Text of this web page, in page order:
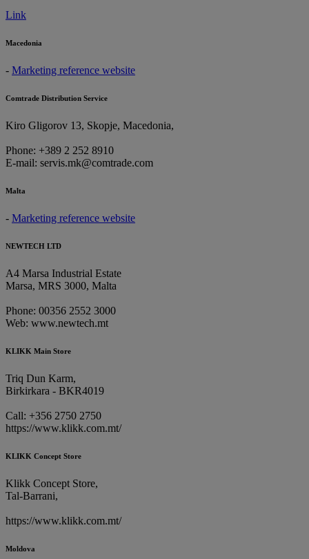
Link
Macedonia
- Marketing reference website
Comtrade Distribution Service
Kiro Gligorov 13, Skopje, Macedonia,
Phone: +389 2 252 8910
E-mail: servis.mk@comtrade.com
Malta
- Marketing reference website
NEWTECH LTD
A4 Marsa Industrial Estate
Marsa, MRS 3000, Malta
Phone: 00356 2552 3000
Web: www.newtech.mt
KLIKK Main Store
Triq Dun Karm,
Birkirkara - BKR4019
Call: +356 2750 2750
https://www.klikk.com.mt/
KLIKK Concept Store
Klikk Concept Store,
Tal-Barrani,
https://www.klikk.com.mt/
Moldova